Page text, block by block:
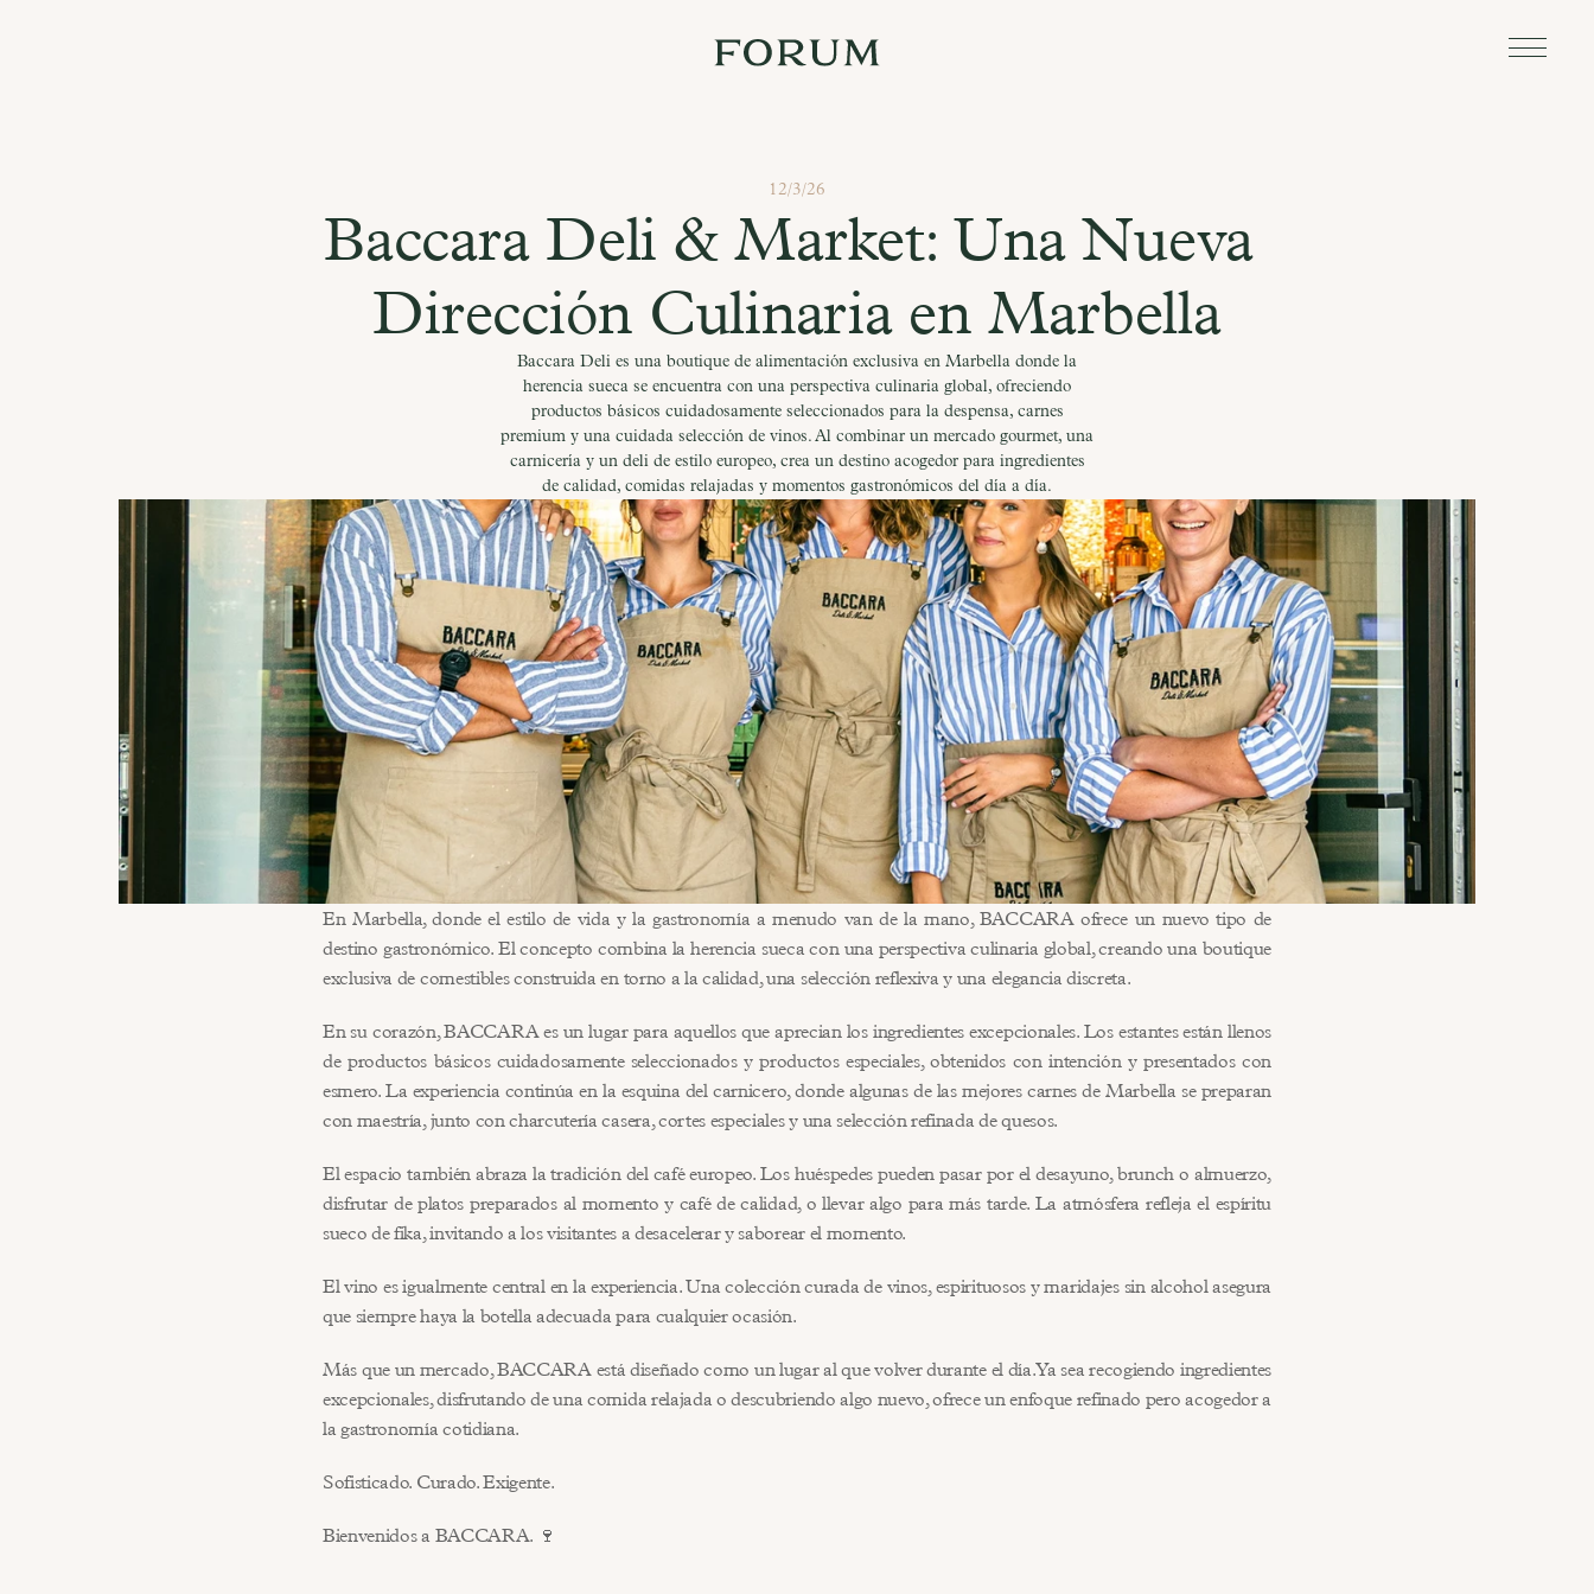
12/3/26
Baccara Deli & Market: Una Nueva
Dirección Culinaria en Marbella
Baccara Deli es una boutique de alimentación exclusiva en Marbella donde la
herencia sueca se encuentra con una perspectiva culinaria global, ofreciendo
productos básicos cuidadosamente seleccionados para la despensa, carnes
premium y una cuidada selección de vinos. Al combinar un mercado gourmet, una
carnicería y un deli de estilo europeo, crea un destino acogedor para ingredientes
de calidad, comidas relajadas y momentos gastronómicos del día a día.
En Marbella, donde el estilo de vida y la gastronomía a menudo van de la mano, BACCARA ofrece un nuevo tipo de
destino gastronómico. El concepto combina la herencia sueca con una perspectiva culinaria global, creando una boutique
exclusiva de comestibles construida en torno a la calidad, una selección reflexiva y una elegancia discreta.
En su corazón, BACCARA es un lugar para aquellos que aprecian los ingredientes excepcionales. Los estantes están llenos
de productos básicos cuidadosamente seleccionados y productos especiales, obtenidos con intención y presentados con
esmero. La experiencia continúa en la esquina del carnicero, donde algunas de las mejores carnes de Marbella se preparan
con maestría, junto con charcutería casera, cortes especiales y una selección refinada de quesos.
El espacio también abraza la tradición del café europeo. Los huéspedes pueden pasar por el desayuno, brunch o almuerzo,
disfrutar de platos preparados al momento y café de calidad, o llevar algo para más tarde. La atmósfera refleja el espíritu
sueco de fika, invitando a los visitantes a desacelerar y saborear el momento.
El vino es igualmente central en la experiencia. Una colección curada de vinos, espirituosos y maridajes sin alcohol asegura
que siempre haya la botella adecuada para cualquier ocasión.
Más que un mercado, BACCARA está diseñado como un lugar al que volver durante el día. Ya sea recogiendo ingredientes
excepcionales, disfrutando de una comida relajada o descubriendo algo nuevo, ofrece un enfoque refinado pero acogedor a
la gastronomía cotidiana.
Sofisticado. Curado. Exigente.
Bienvenidos a BACCARA. 🍷